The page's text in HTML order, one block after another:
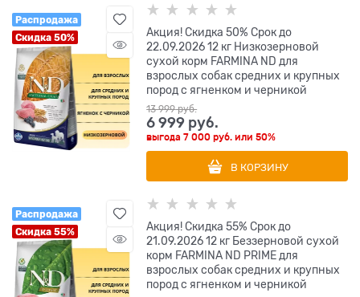
Распродажа
Скидка 50%
Акция! Скидка 50% Срок до
22.09.2026 12 кг Низкозерновой
cухой корм FARMINA ND для
взрослых собак средних и крупных
пород с ягненком и черникой
13 999 руб.
6 999 руб.
выгода7 000 руб. или50%
В КОРЗИНУ
Распродажа
Скидка 55%
Акция! Скидка 55% Срок до
21.09.2026 12 кг Беззерновой cухой
корм FARMINA ND PRIME для
взрослых собак средних и крупных
пород с ягненком и черникой